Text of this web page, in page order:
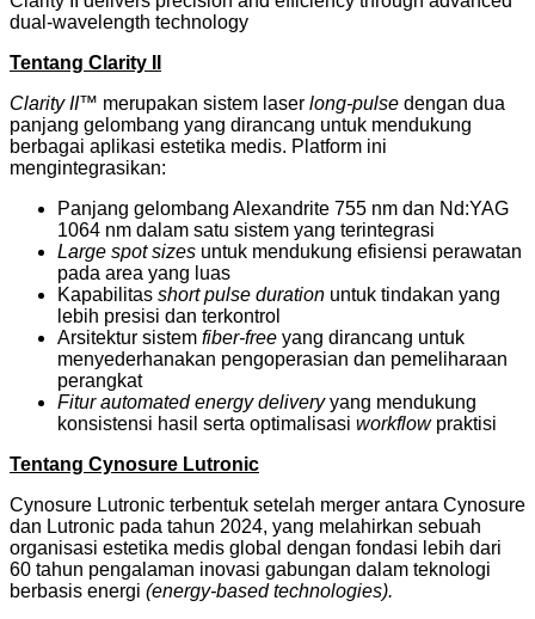
dual-wavelength technology
Tentang Clarity II
Clarity II™ merupakan sistem laser long-pulse dengan dua
panjang gelombang yang dirancang untuk mendukung
berbagai aplikasi estetika medis. Platform ini
mengintegrasikan:
Panjang gelombang Alexandrite 755 nm dan Nd:YAG
1064 nm dalam satu sistem yang terintegrasi
Large spot sizes untuk mendukung efisiensi perawatan
pada area yang luas
Kapabilitas short pulse duration untuk tindakan yang
lebih presisi dan terkontrol
Arsitektur sistem fiber-free yang dirancang untuk
menyederhanakan pengoperasian dan pemeliharaan
perangkat
Fitur automated energy deliveryyang mendukung
konsistensi hasil serta optimalisasi workflowpraktisi
Tentang Cynosure Lutronic
Cynosure Lutronic terbentuk setelah merger antara Cynosure
dan Lutronic pada tahun 2024, yang melahirkan sebuah
organisasi estetika medis global dengan fondasi lebih dari
60 tahun pengalaman inovasi gabungan dalam teknologi
berbasis energi (energy-based technologies).